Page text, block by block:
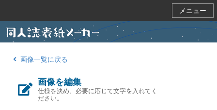
メニュー
画像一覧に戻る
画像を編集
仕様を決め、必要に応じて文字を入れてく
ださい。